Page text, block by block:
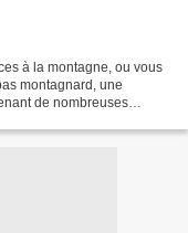
à la montagne, ou vous
montagnard, une
de nombreuses